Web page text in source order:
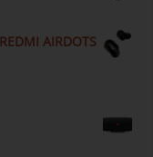
AIRDOTS